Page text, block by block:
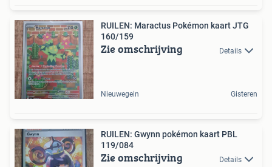
RUILEN: Maractus Pokémon kaart JTG
160/159
Zie omschrijving Details
Nieuwegein Gisteren
RUILEN: Gwynn pokémon kaart PBL
119/084
Zie omschrijving Details